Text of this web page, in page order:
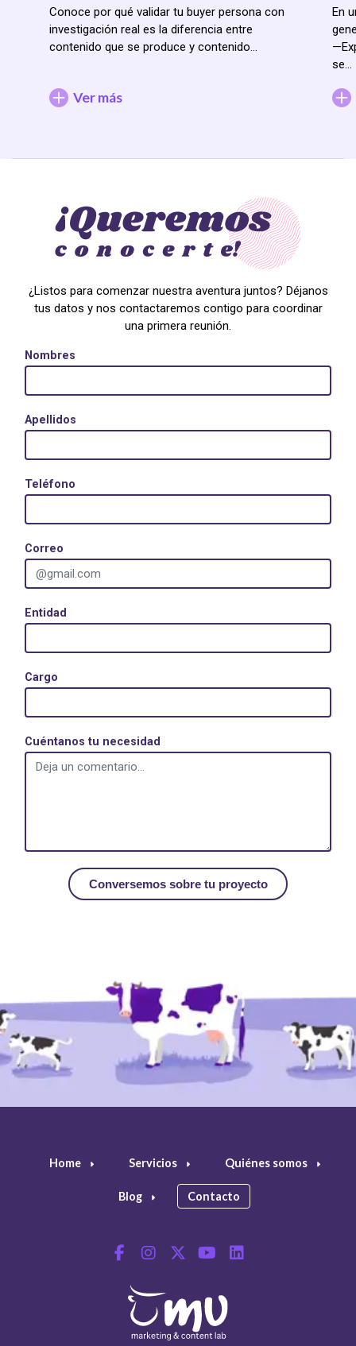
Conoce por qué validar tu buyer persona con
investigación real es la diferencia entre
contenido que se produce y contenido…
Ver más
En
se…
¿Listos para comenzar nuestra aventura juntos? Déjanos
tus datos y nos contactaremos contigo para coordinar
una primera reunión.
Nombres
Apellidos
Teléfono
Correo
Entidad
Cargo
Cuéntanos tu necesidad
Home Servicios Quiénes somos
Blog Contacto